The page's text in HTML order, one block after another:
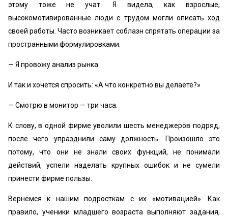
этому тоже не учат. Я видела, как взрослые,
высокомотивированные люди с трудом могли описать ход
своей работы. Часто возникает соблазн спрятать операции за
пространными формулировками:
— Я провожу анализ рынка.
И так и хочется спросить: «А что конкретно вы делаете?»
— Смотрю в монитор — три часа.
К слову, в одной фирме уволили шесть менеджеров подряд,
после чего упразднили саму должность. Произошло это
потому, что они не знали своих функций, не понимали
действий, успели наделать крупных ошибок и не сумели
принести фирме пользы.
Вернёмся к нашим подросткам с их «мотивацией». Как
правило, ученики младшего возраста выполняют задания,